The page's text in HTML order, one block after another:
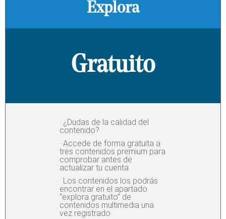
Explora
Gratuito
· ¿Dudas de la calidad del
contenido?
· Accede de forma gratuita a
tres contenidos premium para
comprobar antes de
actualizar tu cuenta
· Los contenidos los podrás
encontrar en el apartado
“explora gratuito” de
contenidos multimedia una
vez registrado